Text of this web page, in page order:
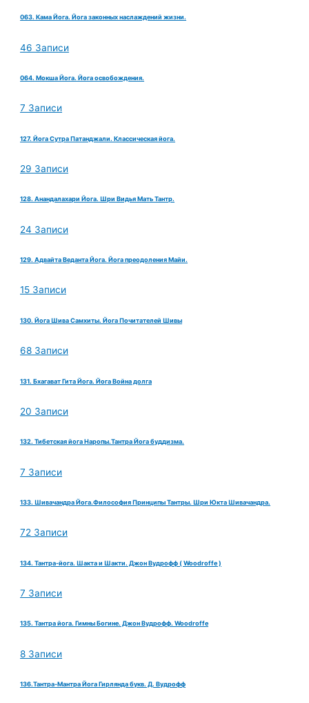
063. Кама Йога. Йога законных наслаждений жизни.
46 Записи
064. Мокша Йога. Йога освобождения.
7 Записи
127. Йога Сутра Патанджали. Классическая йога.
29 Записи
128. Анандалахари Йога. Шри Видья Мать Тантр.
24 Записи
129. Адвайта Веданта Йога. Йога преодоления Майи.
15 Записи
130. Йога Шива Самхиты. Йога Почитателей Шивы
68 Записи
131. Бхагават Гита Йога. Йога Война долга
20 Записи
132. Тибетская йога Наропы.Тантра Йога буддизма.
7 Записи
133. Шивачандра Йога.Философия Принципы Тантры. Шри Юкта Шивачандра.
72 Записи
134. Тантра-йога. Шакта и Шакти. Джон Вудрофф ( Woodroffe )
7 Записи
135. Тантра йога. Гимны Богине. Джон Вудрофф. Woodroffe
8 Записи
136.Тантра-Мантра Йога Гирлянда букв. Д. Вудрофф